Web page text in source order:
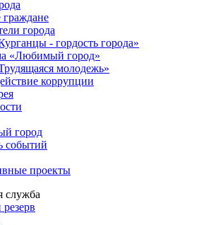
города
- гордость города»
«Любимый город»
молодежь»
коррупции
город
событий
проекты
служба